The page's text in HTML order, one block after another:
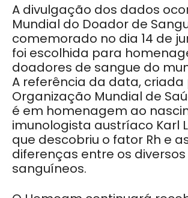
A divulgação dos dados
Mundial do Doador de
comemorado no dia 14 de
foi escolhida para
doadores de sangue do
A referência da data, criada
Organização Mundial de
é em homenagem ao
imunologista austríaco Karl
que descobriu o fator Rh e
diferenças entre os
sanguíneos.